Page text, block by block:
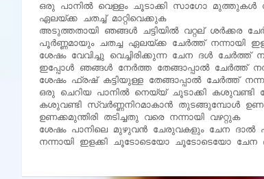
ഒരു പാനിൽ വെള്ളം ചൂടാക്കി സാഗോ മുത്തുകൾ
ഏലയ്ക്ക ചതച്ച് മാറ്റിവെക്കുക
അടുത്തതായി ഞങ്ങൾ ചട്ടിയിൽ വറ്റല്
പൂർണ്ണമായും ചതച്ച ഏലയ്ക്ക ചേർത്ത് നന്നായി
ശേഷം വേവിച്ചു വെച്ചിരിക്കുന്ന ചേന ദൾ ചേർത്ത്
ഇപ്പോൾ ഞങ്ങൾ നേർത്ത തേങ്ങാപ്പാൽ ചേർത്ത്
ശേഷം ഫ്രഷ് കട്ടിയുള്ള തേങ്ങാപ്പാൽ ചേർത്ത്
ഒരു ചെറിയ പാനിൽ നെയ്യ് ചൂടാക്കി
കശുവണ്ടി സ്വർണ്ണനിറമാകാൻ തുടങ്ങുമ്പോൾ
ഉണക്കമുന്തിരി തടിച്ചതു വരെ നന്നായി വഴറ്റുക
ശേഷം പാനിലെ മുഴുവൻ ചേരുവകളും ചേന ദാൽ
നന്നായി ഇളക്കി ചൂടോടെയോ ചൂടോടെയോ